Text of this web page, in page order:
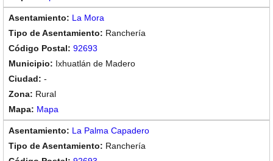
La Mora
Ranchería
92693
Ixhuatlán de Madero
-
Rural
Mapa
La Palma Capadero
Ranchería